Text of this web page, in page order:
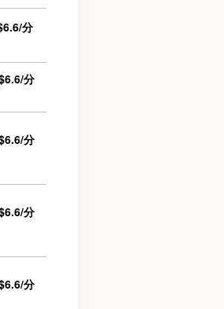
分
分
分
分
分